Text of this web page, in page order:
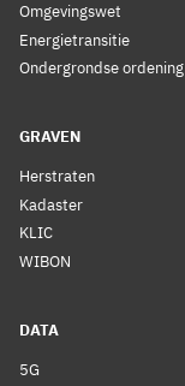
Omgevingswet
Energietransitie
Ondergrondse ordening
GRAVEN
Herstraten
Kadaster
KLIC
WIBON
DATA
5G